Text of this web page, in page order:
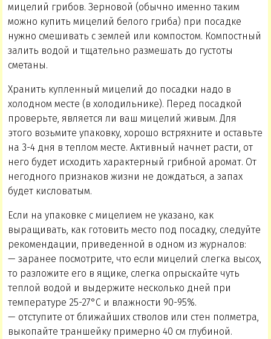
мицелий грибов. Зерновой (обычно именно таким
можно купить мицелий белого гриба) при посадке
нужно смешивать с землей или компостом. Компостный
залить водой и тщательно размешать до густоты
сметаны.
Хранить купленный мицелий до посадки надо в
холодном месте (в холодильнике). Перед посадкой
проверьте, является ли ваш мицелий живым. Для
этого возьмите упаковку, хорошо встряхните и оставьте
на 3-4 дня в теплом месте. Активный начнет расти, от
него будет исходить характерный грибной аромат. От
негодного признаков жизни не дождаться, а запах
будет кисловатым.
Если на упаковке с мицелием не указано, как
выращивать, как готовить место под посадку, следуйте
рекомендации, приведенной в одном из журналов:
— заранее посмотрите, что если мицелий слегка высох,
то разложите его в ящике, слегка опрыскайте чуть
теплой водой и выдержите несколько дней при
температуре 25-27°С и влажности 90-95%.
— отступите от ближайших стволов или стен полметра,
выкопайте траншейку примерно 40 см глубиной.